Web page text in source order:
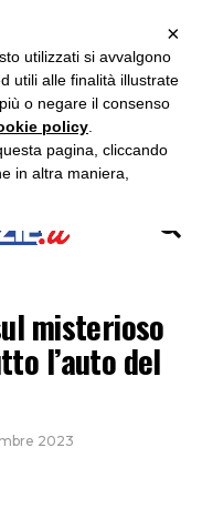
misterioso
l’auto del
2023
×
utilizzati si avvalgono
utili alle finalità illustrate
o negare il consenso
policy
pagina, cliccando
in altra maniera,